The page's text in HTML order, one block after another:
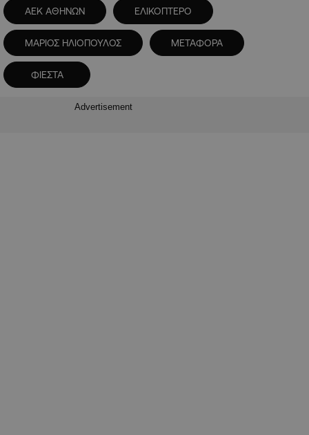
ΑΕΚ ΑΘΗΝΩΝ ΕΛΙΚΟΠΤΕΡΟ
ΜΑΡΙΟΣ ΗΛΙΟΠΟΥΛΟΣ ΜΕΤΑΦΟΡΑ
ΦΙΕΣΤΑ
Advertisement